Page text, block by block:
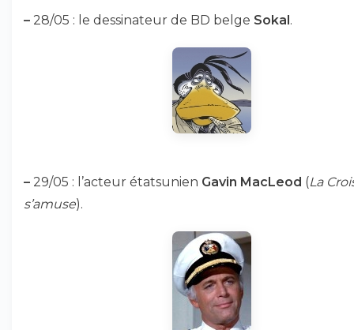
– 28/05 : le dessinateur de BD belge Sokal.
– 29/05 : l’acteur étatsunien Gavin MacLeod (La
s’amuse).